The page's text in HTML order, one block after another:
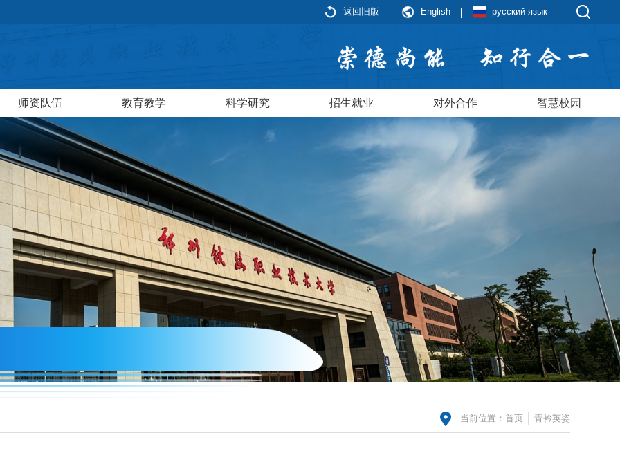
返回旧版 English русский язык
师资队伍 教育教学 科学研究 招生就业 对外合作 智慧校园
当前位置： 首页 青衿英姿